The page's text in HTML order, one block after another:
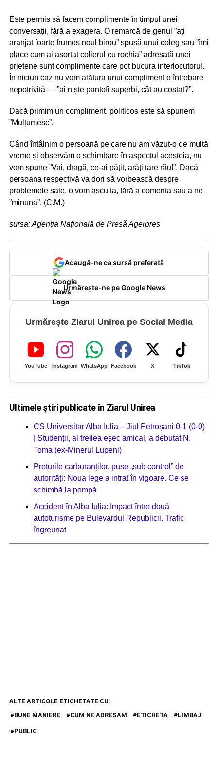
Este permis să facem complimente în timpul unei
conversații, fără a exagera. O remarcă de genul ”ați
aranjat foarte frumos noul birou” spusă unui coleg sau ”îmi
place cum ai asortat colierul cu rochia” adresată unei
prietene sunt complimente care pot bucura interlocutorul.
În niciun caz nu vom alătura unui compliment o întrebare
nepotrivită — ”ai niște pantofi superbi, cât au costat?”.
Dacă primim un compliment, politicos este să spunem
”Mulțumesc”.
Când întâlnim o persoană pe care nu am văzut-o de multă
vreme și observăm o schimbare în aspectul acesteia, nu
vom spune ”Vai, dragă, ce-ai pățit, arăți tare rău!”. Dacă
persoana respectivă va dori să vorbească despre
problemele sale, o vom asculta, fără a comenta sau a ne
”minuna”. (C.M.)
sursa: Agenția Națională de Presă Agerpres
Adaugă-ne ca sursă preferată
Urmărește-ne pe Google News
Urmărește Ziarul Unirea pe Social Media
YouTube Instagram WhatsApp Facebook X TikTok
Ultimele știri publicate în Ziarul Unirea
CS Universitar Alba Iulia – Jiul Petroșani 0-1 (0-0)
| Studenții, al treilea eșec amical, a debutat N.
Toma (ex-Minerul Lupeni)
Prețurile carburanților, puse „sub control” de
autorități: Noua lege a intrat în vigoare. Ce se
schimbă la pompă
Accident în Alba Iulia: Impact între două
autoturisme pe Bulevardul Republicii. Trafic
îngreunat
ALTE ARTICOLE ETICHETATE CU:
BUNE MANIERE
CUM NE ADRESAM ETICHETA LIMBAJ
PUBLIC